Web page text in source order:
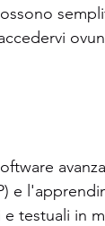
e
testuali in